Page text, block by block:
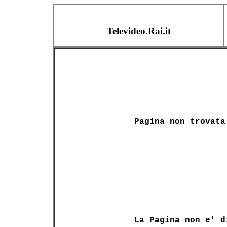
Televideo.Rai.it
Pagina non trovata
La Pagina non e'